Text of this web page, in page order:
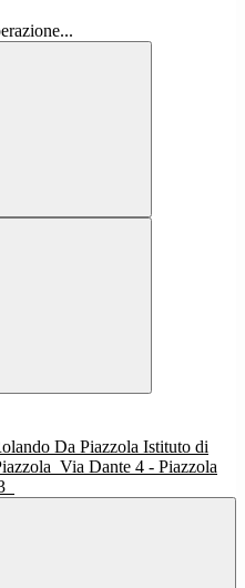
Istituto di
Via Dante 4 - Piazzola